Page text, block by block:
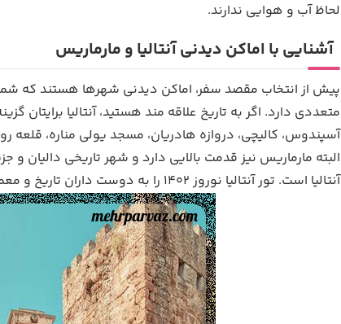
لحاظ آب و هوایی ندارند.
آشنایی با اماکن دیدنی آنتالیا و مارماریس
پیش از انتخاب مقصد سفر، اماکن دیدنی شهرها هستند که شما
متعددی دارد. اگر به تاریخ علاقه مند هستید، آنتالیا برایتان
آسپندوس، کالیچی، دروازه هادریان، مسجد یولی مناره،
البته مارماریس نیز قدمت بالایی دارد و شهر تاریخی دالیان و
آنتالیا است. تور آنتالیا نوروز ۱۴۰۲ را به دوست داران تاریخ و معماری پیشنهاد می کنیم.